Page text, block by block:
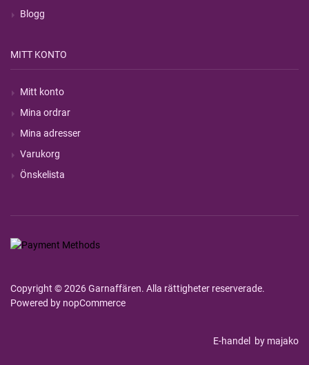
Blogg
MITT KONTO
Mitt konto
Mina ordrar
Mina adresser
Varukorg
Önskelista
Copyright © 2026 Garnaffären. Alla rättigheter reserverade.
Powered by nopCommerce
E-handel by majako